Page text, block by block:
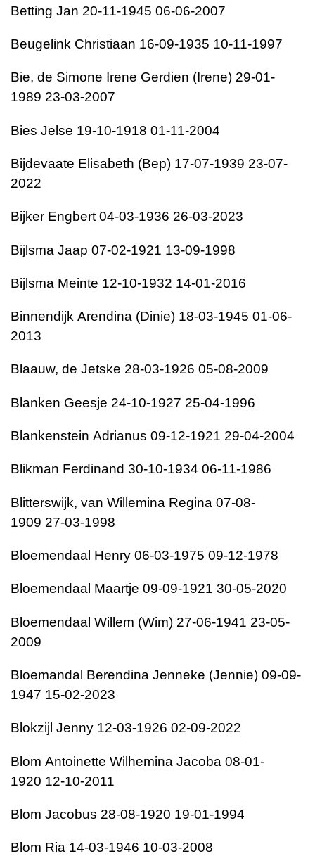
Betting Jan 20-11-1945 06-06-2007
Beugelink Christiaan 16-09-1935 10-11-1997
Bie, de Simone Irene Gerdien (Irene) 29-01-
1989 23-03-2007
Bies Jelse 19-10-1918 01-11-2004
Bijdevaate Elisabeth (Bep) 17-07-1939 23-07-
2022
Bijker Engbert 04-03-1936 26-03-2023
Bijlsma Jaap 07-02-1921 13-09-1998
Bijlsma Meinte 12-10-1932 14-01-2016
Binnendijk Arendina (Dinie) 18-03-1945 01-06-
2013
Blaauw, de Jetske 28-03-1926 05-08-2009
Blanken Geesje 24-10-1927 25-04-1996
Blankenstein Adrianus 09-12-1921 29-04-2004
Blikman Ferdinand 30-10-1934 06-11-1986
Blitterswijk, van Willemina Regina 07-08-
1909 27-03-1998
Bloemendaal Henry 06-03-1975 09-12-1978
Bloemendaal Maartje 09-09-1921 30-05-2020
Bloemendaal Willem (Wim) 27-06-1941 23-05-
2009
Bloemandal Berendina Jenneke (Jennie) 09-09-
1947 15-02-2023
Blokzijl Jenny 12-03-1926 02-09-2022
Blom Antoinette Wilhemina Jacoba 08-01-
1920 12-10-2011
Blom Jacobus 28-08-1920 19-01-1994
Blom Ria 14-03-1946 10-03-2008